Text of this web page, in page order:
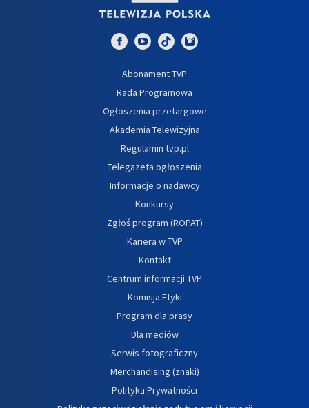
Abonament TVP
Rada Programowa
Ogłoszenia przetargowe
Akademia Telewizyjna
Regulamin tvp.pl
Telegazeta ogłoszenia
Informacje o nadawcy
Konkursy
Zgłoś program (ROPAT)
Kariera w TVP
Kontakt
Centrum informacji TVP
Komisja Etyki
Program dla prasy
Dla mediów
Serwis fotograficzny
Merchandising (znaki)
Polityka Prywatności